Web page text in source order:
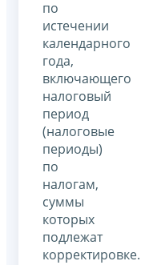
по
истечении
календарного
года,
включающего
налоговый
период
(налоговые
периоды)
по
налогам,
суммы
которых
подлежат
корректировке.